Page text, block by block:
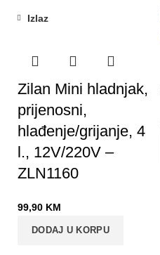
Izlaz
Zilan Mini hladnjak,
prijenosni,
hlađenje/grijanje, 4
l., 12V/220V –
ZLN1160
99,90 KM
DODAJ U KORPU